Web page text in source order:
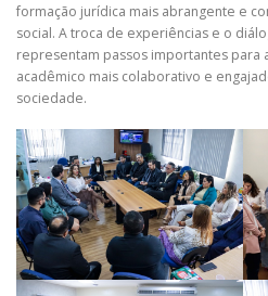
formação jurídica mais abrangente e
social. A troca de experiências e o
representam passos importantes para
acadêmico mais colaborativo e
sociedade.